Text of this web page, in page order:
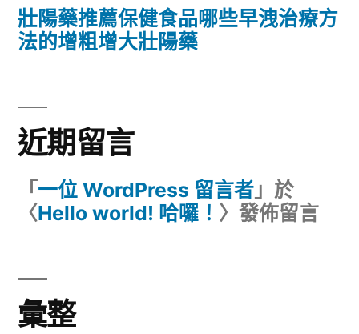
壯陽藥推薦保健食品哪些早洩治療方
法的增粗增大壯陽藥
近期留言
「 一位 WordPress 留言者 」於
〈Hello world! 哈囉！ 〉發佈留言
彙整